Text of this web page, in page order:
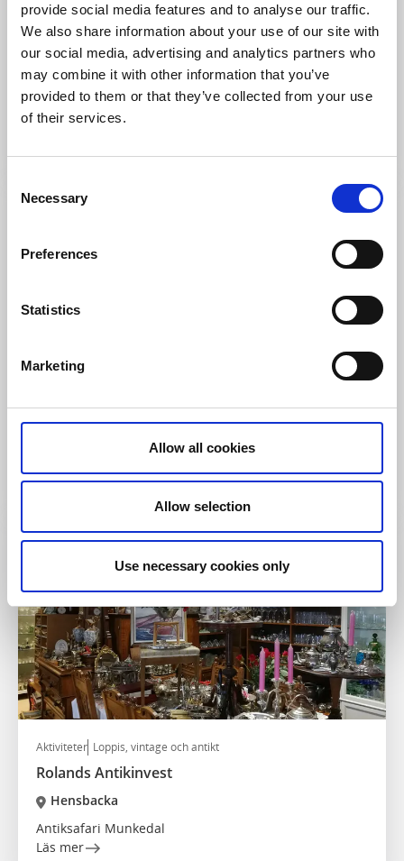
provide social media features and to analyse our traffic.
We also share information about your use of our site with
our social media, advertising and analytics partners who
may combine it with other information that you’ve
provided to them or that they’ve collected from your use
of their services.
Selection
Necessary
Preferences
Statistics
Marketing
Allow all cookies
Allow selection
Use necessary cookies only
Aktiviteter Loppis, vintage och antikt
Min Butik
Hedekas
Korsbyn Loppis & Kuriosa
Läs mer
Aktiviteter Loppis, vintage och antikt
Rolands Antikinvest
Hensbacka
Antiksafari Munkedal
Läs mer